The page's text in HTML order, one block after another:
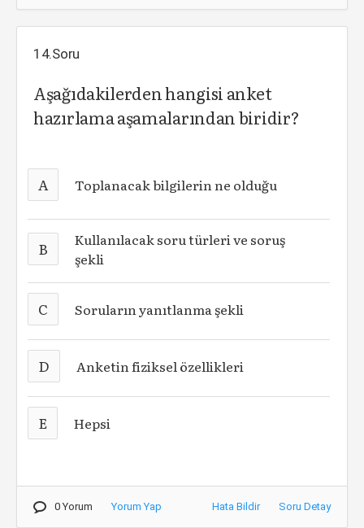
14.Soru
Aşağıdakilerden hangisi anket
hazırlama aşamalarından biridir?
A Toplanacak bilgilerin ne olduğu
B
Kullanılacak soru türleri ve soruş
şekli
C Soruların yanıtlanma şekli
D Anketin fiziksel özellikleri
E Hepsi
0 Yorum Yorum Yap Hata Bildir Soru Detay